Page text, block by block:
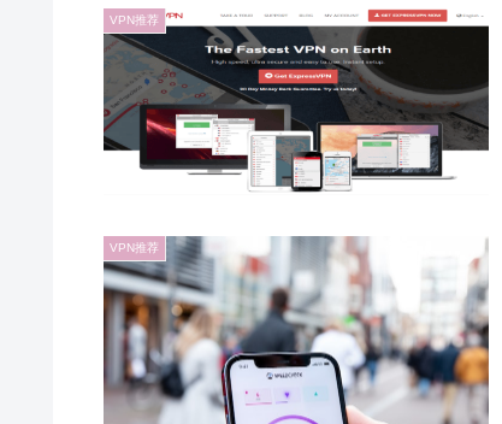
VPN推荐
VPN推荐